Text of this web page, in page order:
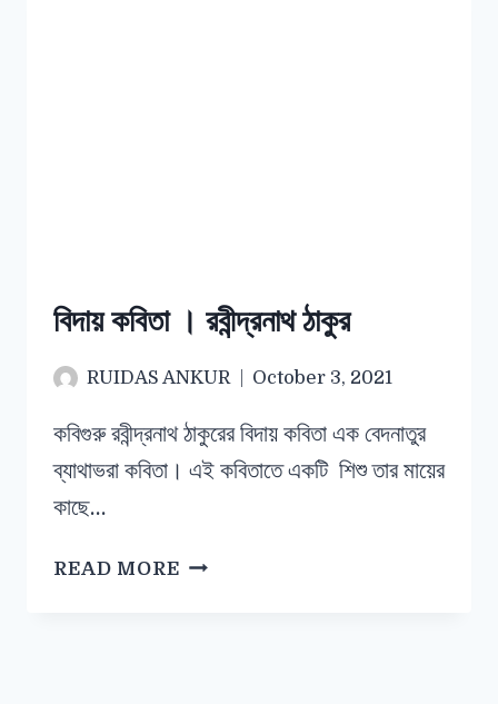
বিদায় কবিতা । রবীন্দ্রনাথ ঠাকুর
RUIDAS ANKUR October 3, 2021
কবিগুরু রবীন্দ্রনাথ ঠাকুরের বিদায় কবিতা এক বেদনাতুর
ব্যাথাভরা কবিতা। এই কবিতাতে একটি শিশু তার মায়ের
কাছে…
READ MORE